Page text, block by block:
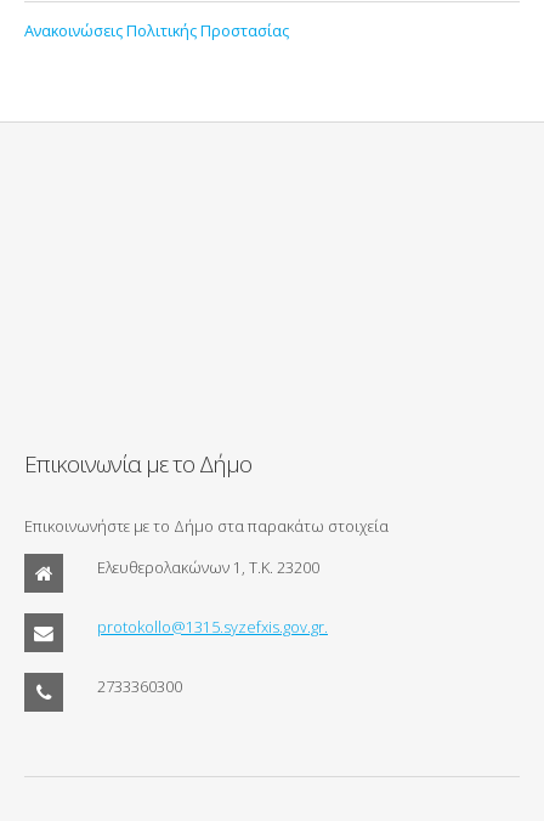
Ανακοινώσεις Πολιτικής Προστασίας
Επικοινωνία με το Δήμο
Επικοινωνήστε με το Δήμο στα παρακάτω στοιχεία
Ελευθερολακώνων 1, Τ.Κ. 23200
protokollo@1315.syzefxis.gov.gr.
2733360300